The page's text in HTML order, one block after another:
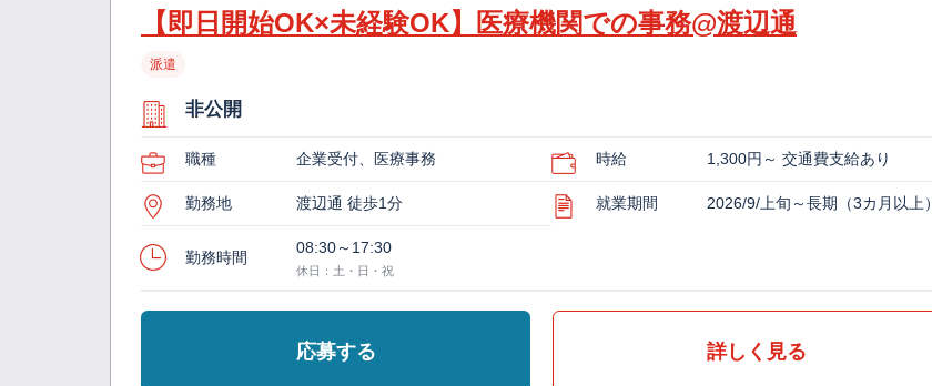
【即日開始OK×未経験OK】医療機関での事務@渡辺通
派遣
非公開
職種 企業受付、医療事務 時給 1,300円～ 交通費支給あり
勤務地 渡辺通 徒歩1分 就業期間 2026/9/上旬～長期（3カ月以上）
勤務時間
08:30～17:30
休日：土・日・祝
応募する 詳しく見る